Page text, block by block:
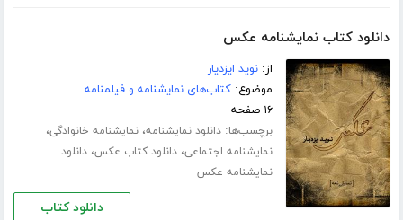
دانلود کتاب نمایشنامه عکس
از:نوید ایزدیار
موضوع:کتاب‌های نمایشنامه و فیلمنامه
۱۶ صفحه
برچسب‌ها:دانلود نمایشنامه،نمایشنامه خانوادگی،
نمایشنامه اجتماعی،دانلود کتاب عکس،دانلود
نمایشنامه عکس
دانلود کتاب